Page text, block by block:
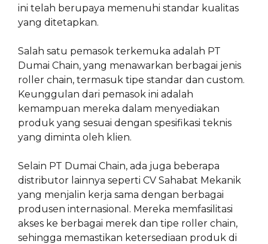
ini telah berupaya memenuhi standar kualitas
yang ditetapkan.
Salah satu pemasok terkemuka adalah PT
Dumai Chain, yang menawarkan berbagai jenis
roller chain, termasuk tipe standar dan custom.
Keunggulan dari pemasok ini adalah
kemampuan mereka dalam menyediakan
produk yang sesuai dengan spesifikasi teknis
yang diminta oleh klien.
Selain PT Dumai Chain, ada juga beberapa
distributor lainnya seperti CV Sahabat Mekanik
yang menjalin kerja sama dengan berbagai
produsen internasional. Mereka memfasilitasi
akses ke berbagai merek dan tipe roller chain,
sehingga memastikan ketersediaan produk di